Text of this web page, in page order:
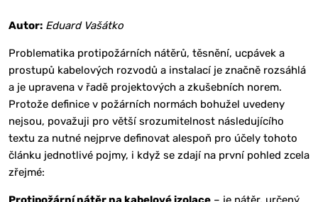
Autor:Eduard Vašátko
Problematika protipožárních nátěrů, těsnění, ucpávek a
prostupů kabelových rozvodů a instalací je značně rozsáhlá
a je upravena v řadě projektových a zkušebních norem.
Protože definice v požárních normách bohužel uvedeny
nejsou, považuji pro větší srozumitelnost následujícího
textu za nutné nejprve definovat alespoň pro účely tohoto
článku jednotlivé pojmy, i když se zdají na první pohled zcela
zřejmé: